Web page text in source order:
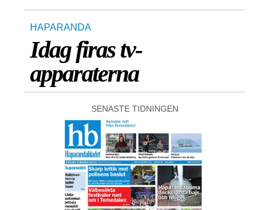
HAPARANDA
Idag firas tv-
apparaterna
SENASTE TIDNINGEN